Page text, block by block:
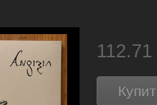
112.71